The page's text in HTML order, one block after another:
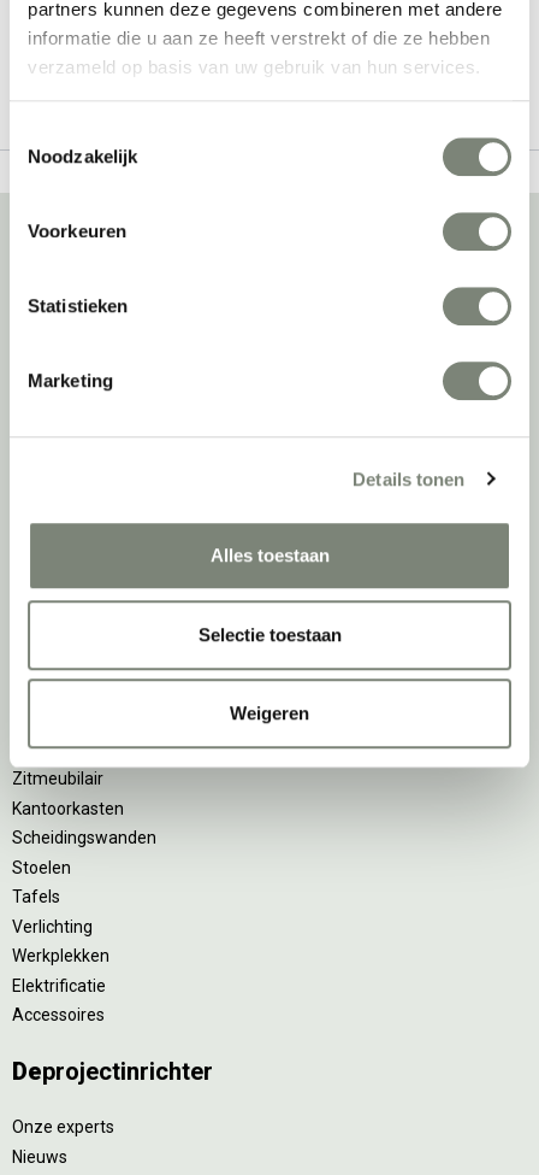
partners kunnen deze gegevens combineren met andere
informatie die u aan ze heeft verstrekt of die ze hebben
verzameld op basis van uw gebruik van hun services.
Noodzakelijk
Voorkeuren
Statistieken
Marketing
Details tonen
Alles toestaan
Selectie toestaan
Weigeren
Bekijk alles van Lapalma
van de beste werkomgeving zetten we ons dagelijks met veel
passie en enthousiasme in om juist dat voor onze klanten te
met het oog op nu; dankzij ons duurzame en circulaire karakter
kijken we ook naar de toekomst. Naar hoe we werkomgevingen een
tweede leven kunnen geven, bijvoorbeeld. Maar ook door keer op
keer actief te kijken naar de duurzaamste optie.
Ergonomische bureaustoelen
Duo bureaus
Akoestische oplossingen
Zitmeubilair
Kantoorkasten
Scheidingswanden
Stoelen
Tafels
Verlichting
Werkplekken
Elektrificatie
Accessoires
Deprojectinrichter
Onze experts
Nieuws